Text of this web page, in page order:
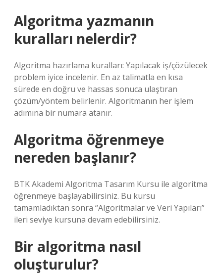
Algoritma yazmanın
kuralları nelerdir?
Algoritma hazırlama kuralları: Yapılacak iş/çözülecek
problem iyice incelenir. En az talimatla en kısa
sürede en doğru ve hassas sonuca ulaştıran
çözüm/yöntem belirlenir. Algoritmanın her işlem
adımına bir numara atanır.
Algoritma öğrenmeye
nereden başlanır?
BTK Akademi Algoritma Tasarım Kursu ile algoritma
öğrenmeye başlayabilirsiniz. Bu kursu
tamamladıktan sonra “Algoritmalar ve Veri Yapıları”
ileri seviye kursuna devam edebilirsiniz.
Bir algoritma nasıl
oluşturulur?